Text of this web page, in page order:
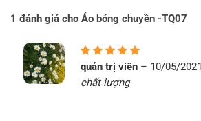
199.000 ₫.
179.000 ₫.
1 đánh giá cho Áo bóng chuyền -TQ07
Được
xếp hạng
55 sao
quản trị viên – 10/05/2021
chất lượng